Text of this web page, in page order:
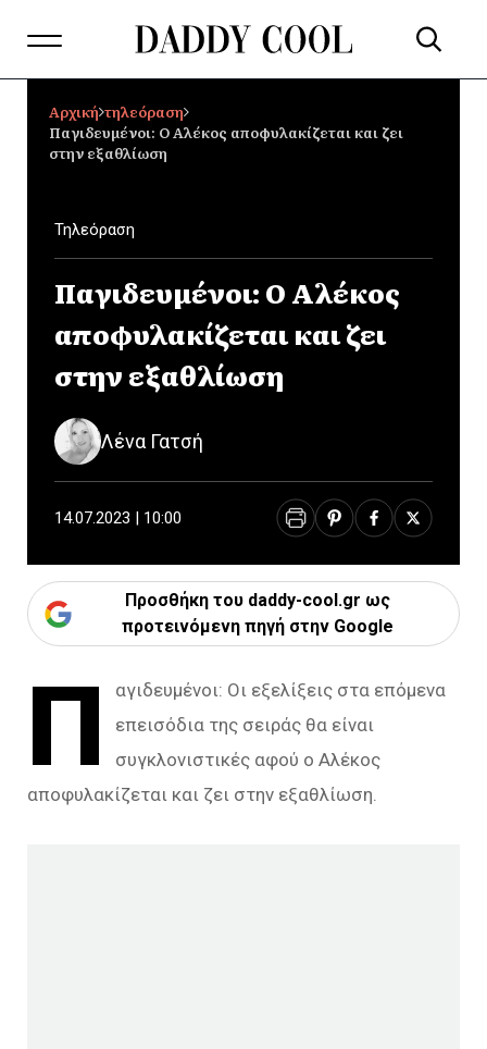
Αρχική τηλεόραση
Παγιδευμένοι: Ο Αλέκος αποφυλακίζεται και ζει
στην εξαθλίωση
Τηλεόραση
Παγιδευμένοι: Ο Αλέκος
αποφυλακίζεται και ζει
στην εξαθλίωση
Λένα Γατσή
14.07.2023 | 10:00
Προσθήκη του daddy-cool.gr ως
προτεινόμενη πηγή στην Google
Π
αγιδευμένοι: Οι εξελίξεις στα επόμενα
επεισόδια της σειράς θα είναι
συγκλονιστικές αφού ο Αλέκος
αποφυλακίζεται και ζει στην εξαθλίωση.